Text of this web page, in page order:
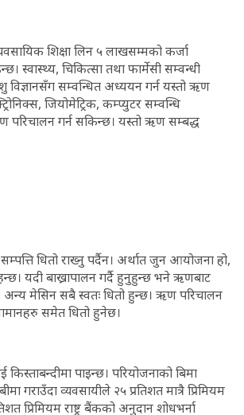
शिक्षा लिन ५ लाखसम्मको कर्जा
स्वास्थ्य, चिकित्सा तथा फार्मेसी सम्वन्धी
सम्वन्धित अध्ययन गर्न यस्तो ऋण
जियोमेट्रिक, कम्प्युटर सम्वन्धि
परिचालन गर्न सकिन्छ। यस्तो ऋण सम्बद्ध
धितो राख्नु पर्दैन। अर्थात जुन आयोजना हो,
यदी बाख्रापालन गर्दै हुनुहुन्छ भने ऋणबाट
अन्य मेसिन सबै स्वतः धितो हुन्छ। ऋण परिचालन
समेत धितो हुनेछ।
पाइन्छ। परियोजनाको बिमा
गराउँदा व्यवसायीले २५ प्रतिशत मात्रै प्रिमियम
प्रिमियम राष्ट्र बैंकको अनुदान शोधभर्ना